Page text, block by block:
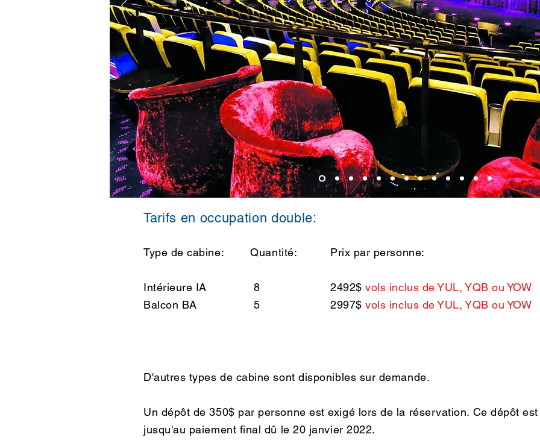
Tarifs en occupation double:
Type de cabine: Quantité:
Intérieure IA 8
Balcon BA 5
Prix par personne:
2492$vols inclus de YUL, YQB ou YOW
2997$vols inclus de YUL, YQB ou YOW
D'autres types de cabine sont disponibles sur demande.
Un dépôt de 350$ par personne est exigé lors de la réservation. Ce dépôt
jusqu'au paiement final dû le 20 janvier 2022.